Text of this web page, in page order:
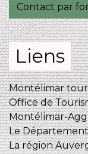
Contact par
Liens
Montélimar
Office de
Montélimar-
Le
La région